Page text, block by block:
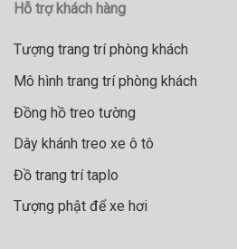
Hỗ trợ khách hàng
Tượng trang trí phòng khách
Mô hình trang trí phòng khách
Đồng hồ treo tường
Dây khánh treo xe ô tô
Đồ trang trí taplo
Tượng phật để xe hơi